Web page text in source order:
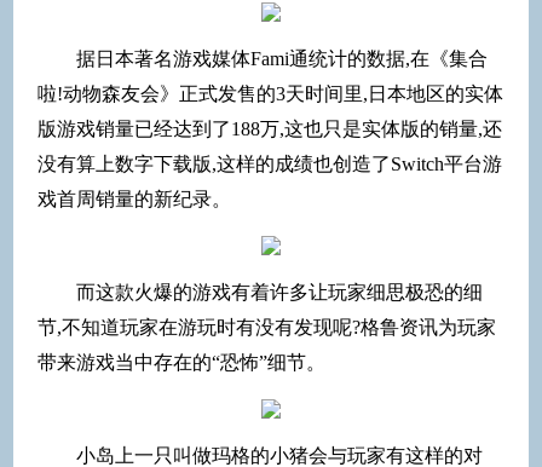
据日本著名游戏媒体Fami通统计的数据,在《集合
啦!动物森友会》正式发售的3天时间里,日本地区的实体
版游戏销量已经达到了188万,这也只是实体版的销量,还
没有算上数字下载版,这样的成绩也创造了Switch平台游
戏首周销量的新纪录。
而这款火爆的游戏有着许多让玩家细思极恐的细
节,不知道玩家在游玩时有没有发现呢?格鲁资讯为玩家
带来游戏当中存在的“恐怖”细节。
小岛上一只叫做玛格的小猪会与玩家有这样的对